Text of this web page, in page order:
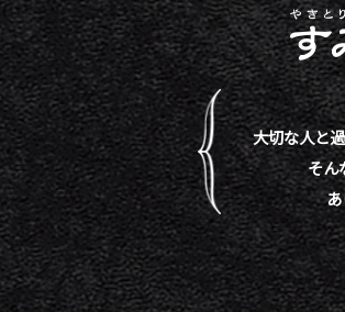
大切な人と
そん